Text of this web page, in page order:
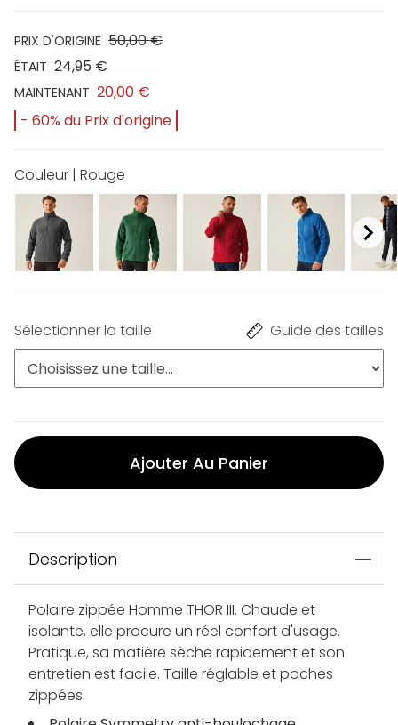
PRIX D'ORIGINE 50,00 €
ÉTAIT 24,95 €
MAINTENANT 20,00 €
- 60% du Prix d'origine
Couleur | Rouge
Sélectionner la taille Guide des tailles
Ajouter Au Panier
Description
Polaire zippée Homme THOR III. Chaude et
isolante, elle procure un réel confort d'usage.
Pratique, sa matière sèche rapidement et son
entretien est facile. Taille réglable et poches
zippées.